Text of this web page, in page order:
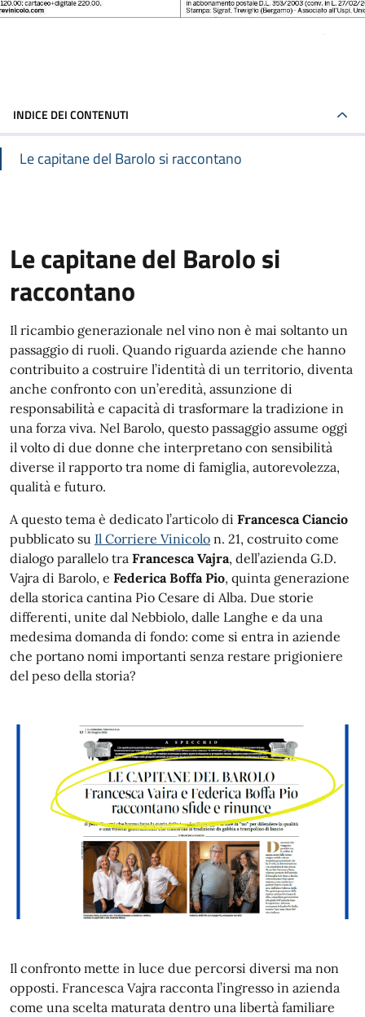
INDICE DEI CONTENUTI
Le capitane del Barolo si raccontano
Le capitane del Barolo si
raccontano
Il ricambio generazionale nel vino non è mai soltanto un
passaggio di ruoli. Quando riguarda aziende che hanno
contribuito a costruire l’identità di un territorio, diventa
anche confronto con un’eredità, assunzione di
responsabilità e capacità di trasformare la tradizione in
una forza viva. Nel Barolo, questo passaggio assume oggi
il volto di due donne che interpretano con sensibilità
diverse il rapporto tra nome di famiglia, autorevolezza,
qualità e futuro.
A questo tema è dedicato l’articolo di Francesca Ciancio
pubblicato su Il Corriere Vinicolo n. 21, costruito come
dialogo parallelo tra Francesca Vajra, dell’azienda G.D.
Vajra di Barolo, e Federica Boffa Pio, quinta generazione
della storica cantina Pio Cesare di Alba. Due storie
differenti, unite dal Nebbiolo, dalle Langhe e da una
medesima domanda di fondo: come si entra in aziende
che portano nomi importanti senza restare prigioniere
del peso della storia?
Il confronto mette in luce due percorsi diversi ma non
opposti. Francesca Vajra racconta l’ingresso in azienda
come una scelta maturata dentro una libertà familiare